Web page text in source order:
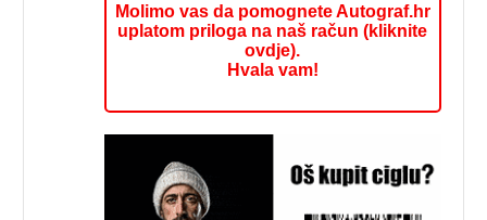
Molimo vas da pomognete Autograf.hr
uplatom priloga na naš račun (kliknite
ovdje).
Hvala vam!